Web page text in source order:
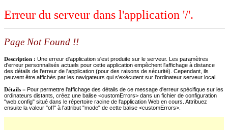
Erreur du serveur dans l'application '/'.
Page Not Found !!
Description : Une erreur d'application s'est produite sur le serveur. Les paramètres
d'erreur personnalisés actuels pour cette application empêchent l'affichage à distance
des détails de l'erreur de l'application (pour des raisons de sécurité). Cependant, ils
peuvent être affichés par les navigateurs qui s'exécutent sur l'ordinateur serveur local.
Détails = Pour permettre l'affichage des détails de ce message d'erreur spécifique sur les
ordinateurs distants, créez une balise <customErrors> dans un fichier de configuration
"web.config" situé dans le répertoire racine de l'application Web en cours. Attribuez
ensuite la valeur "off" à l'attribut "mode" de cette balise <customErrors>.